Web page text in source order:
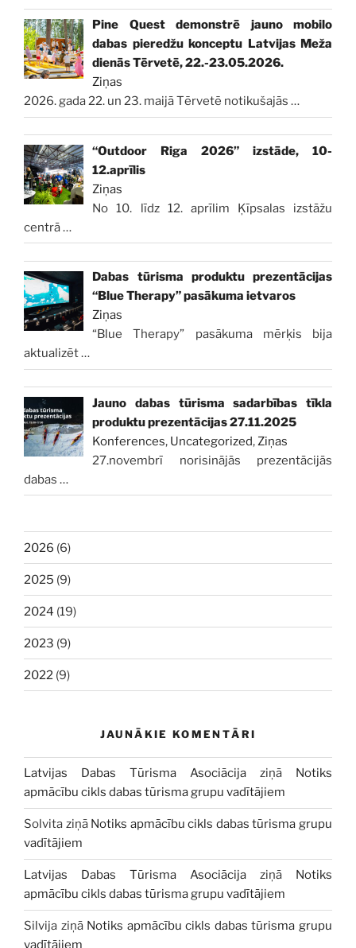
Pine Quest demonstrē jauno mobilo
dabas pieredžu konceptu Latvijas Meža
dienās Tērvetē, 22.-23.05.2026.
Ziņas
2026. gada 22. un 23. maijā Tērvetē notikušajās …
“Outdoor Riga 2026” izstāde, 10-
12.aprīlis
Ziņas
No 10. līdz 12. aprīlim Ķīpsalas izstāžu
centrā…
Dabas tūrisma produktu prezentācijas
“Blue Therapy” pasākuma ietvaros
Ziņas
“Blue Therapy” pasākuma mērķis bija
aktualizēt…
Jauno dabas tūrisma sadarbības tīkla
produktu prezentācijas 27.11.2025
Konferences, Uncategorized,Ziņas
27.novembrī norisinājās prezentācijās
dabas …
2026 (6)
2025 (9)
2024 (19)
2023 (9)
2022 (9)
JAUNĀKIE KOMENTĀRI
Latvijas Dabas Tūrisma Asociācija ziņā Notiks
apmācību cikls dabas tūrisma grupu vadītājiem
Solvita ziņā Notiks apmācību cikls dabas tūrisma grupu
vadītājiem
Latvijas Dabas Tūrisma Asociācija ziņā Notiks
apmācību cikls dabas tūrisma grupu vadītājiem
Silvija ziņā Notiks apmācību cikls dabas tūrisma grupu
vadītājiem